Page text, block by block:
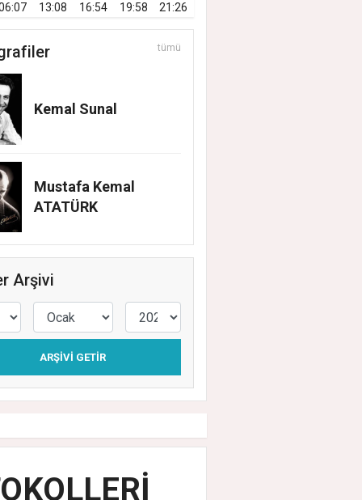
13:08 16:54 19:58 21:26
tümü
Kemal Sunal
Mustafa Kemal
ATATÜRK
Arşivi
ARŞIVI GETIR